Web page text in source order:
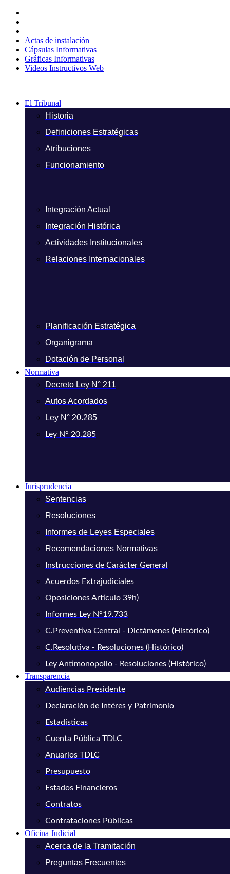
contenido
Actas de instalación
Cápsulas Informativas
Gráficas Informativas
Videos Instructivos Web
El Tribunal
Historia
Definiciones Estratégicas
Atribuciones
Funcionamiento
Integración Actual
Integración Histórica
Actividades Institucionales
Relaciones Internacionales
Planificación Estratégica
Organigrama
Dotación de Personal
Normativa
Decreto Ley N° 211
Autos Acordados
Ley N° 20.285
Ley N° 20.285
Jurisprudencia
Sentencias
Resoluciones
Informes de Leyes Especiales
Recomendaciones Normativas
Instrucciones de Carácter General
Acuerdos Extrajudiciales
Oposiciones Artículo 39h)
Informes Ley N°19.733
C.Preventiva Central - Dictámenes (Histórico)
C.Resolutiva - Resoluciones (Histórico)
Ley Antimonopolio - Resoluciones (Histórico)
Transparencia
Audiencias Presidente
Declaración de Intéres y Patrimonio
Estadísticas
Cuenta Pública TDLC
Anuarios TDLC
Presupuesto
Estados Financieros
Contratos
Contrataciones Públicas
Oficina Judicial
Acerca de la Tramitación
Preguntas Frecuentes